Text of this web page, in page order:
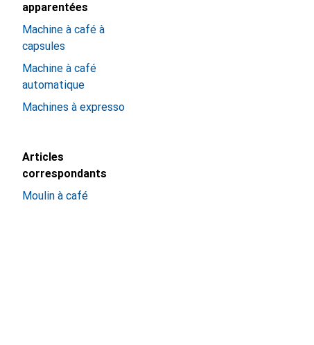
apparentées
Machine à café à
capsules
Machine à café
automatique
Machines à expresso
Articles
correspondants
Moulin à café